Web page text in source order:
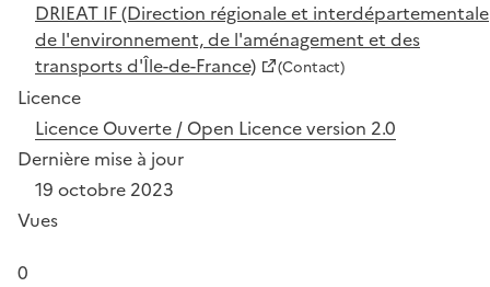
DRIEAT IF (Direction régionale et interdépartementale
de l'environnement, de l'aménagement et des
transports d'Île-de-France)
(Contact)
Licence
Licence Ouverte / Open Licence version 2.0
Dernière mise à jour
19 octobre 2023
Vues
0